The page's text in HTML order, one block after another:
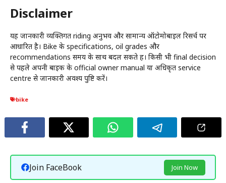
Disclaimer
यह जानकारी व्यक्तिगत riding अनुभव और सामान्य ऑटोमोबाइल रिसर्च पर
आधारित है। Bike के specifications, oil grades और
recommendations समय के साथ बदल सकते हैं। किसी भी final decision
से पहले अपनी बाइक के official owner manual या अधिकृत service
centre से जानकारी अवश्य पुष्टि करें।
bike
Join FaceBook Join Now